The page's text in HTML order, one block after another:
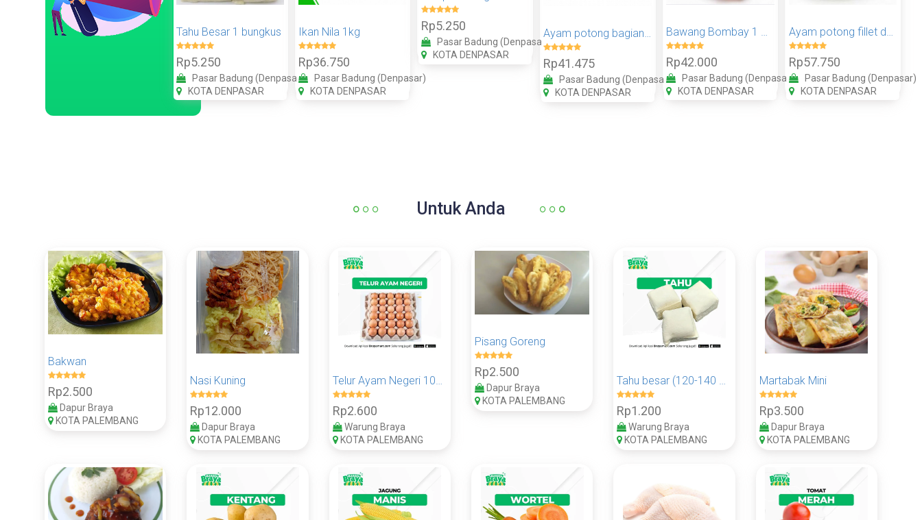
Tahu Besar 1 bungkus
Rp5.250
Pasar Badung (Denpasar)
KOTA DENPASAR
Ikan Nila 1kg
Rp36.750
Pasar Badung (Denpasar)
KOTA DENPASAR
Rp5.250
Pasar Badung (Denpasar)
KOTA DENPASAR
Ayam potong bagian dada 1kg
Rp41.475
Pasar Badung (Denpasar)
KOTA DENPASAR
Rp42.000
Pasar Badung (Denpasar)
KOTA DENPASAR
Rp57.750
Pasar Badung (Denpasar)
KOTA DENPASAR
Untuk Anda
Bakwan
Rp2.500
Dapur Braya
KOTA PALEMBANG
Nasi Kuning
Rp12.000
Dapur Braya
KOTA PALEMBANG
Rp2.600
Warung Braya
KOTA PALEMBANG
Pisang Goreng
Rp2.500
Dapur Braya
KOTA PALEMBANG
Rp1.200
Warung Braya
KOTA PALEMBANG
Martabak Mini
Rp3.500
Dapur Braya
KOTA PALEMBANG